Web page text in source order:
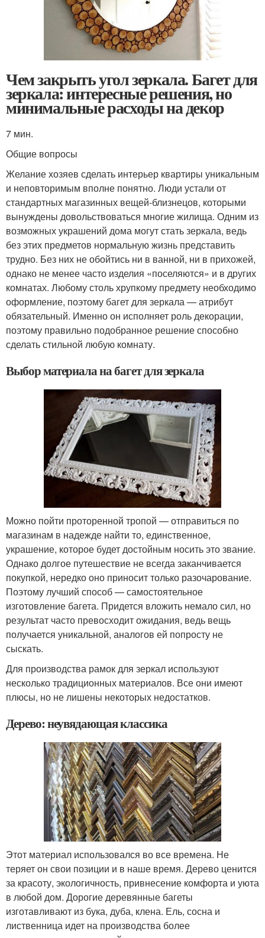
Чем закрыть угол зеркала. Багет для
зеркала: интересные решения, но
минимальные расходы на декор
7 мин.
Общие вопросы
Желание хозяев сделать интерьер квартиры уникальным
и неповторимым вполне понятно. Люди устали от
стандартных магазинных вещей-близнецов, которыми
вынуждены довольствоваться многие жилища. Одним из
возможных украшений дома могут стать зеркала, ведь
без этих предметов нормальную жизнь представить
трудно. Без них не обойтись ни в ванной, ни в прихожей,
однако не менее часто изделия «поселяются» и в других
комнатах. Любому столь хрупкому предмету необходимо
оформление, поэтому багет для зеркала — атрибут
обязательный. Именно он исполняет роль декорации,
поэтому правильно подобранное решение способно
сделать стильной любую комнату.
Выбор материала на багет для зеркала
Можно пойти проторенной тропой — отправиться по
магазинам в надежде найти то, единственное,
украшение, которое будет достойным носить это звание.
Однако долгое путешествие не всегда заканчивается
покупкой, нередко оно приносит только разочарование.
Поэтому лучший способ — самостоятельное
изготовление багета. Придется вложить немало сил, но
результат часто превосходит ожидания, ведь вещь
получается уникальной, аналогов ей попросту не
сыскать.
Для производства рамок для зеркал используют
несколько традиционных материалов. Все они имеют
плюсы, но не лишены некоторых недостатков.
Дерево: неувядающая классика
Этот материал использовался во все времена. Не
теряет он свои позиции и в наше время. Дерево ценится
за красоту, экологичность, привнесение комфорта и уюта
в любой дом. Дорогие деревянные багеты
изготавливают из бука, дуба, клена. Ель, сосна и
лиственница идет на производства более